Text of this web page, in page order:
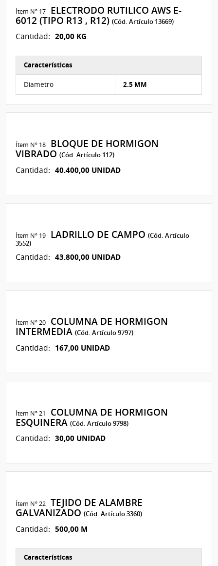
Ítem Nº 17
ELECTRODO RUTILICO AWS E-
6012 (TIPO R13 , R12)(Cód. Artículo 13669)
Cantidad: 20,00 KG
Características
Diametro 2.5 MM
Ítem Nº 18
BLOQUE DE HORMIGON
VIBRADO(Cód. Artículo 112)
Cantidad: 40.400,00 UNIDAD
Ítem Nº 19 LADRILLO DE CAMPO(Cód. Artículo
3552)
Cantidad: 43.800,00 UNIDAD
Ítem Nº 20
COLUMNA DE HORMIGON
INTERMEDIA(Cód. Artículo 9797)
Cantidad: 167,00 UNIDAD
Ítem Nº 21
COLUMNA DE HORMIGON
ESQUINERA(Cód. Artículo 9798)
Cantidad: 30,00 UNIDAD
Ítem Nº 22 TEJIDO DE ALAMBRE
GALVANIZADO(Cód. Artículo 3360)
Cantidad: 500,00 M
Características